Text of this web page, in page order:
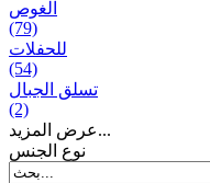
الغوص
(79)
للحفلات
(54)
تسلق الجبال
(2)
عرض المزيد...
نوع الجنس